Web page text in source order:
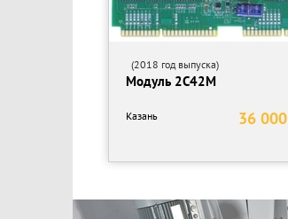
(2018 год выпуска)
Модуль 2С42М
36
Казань